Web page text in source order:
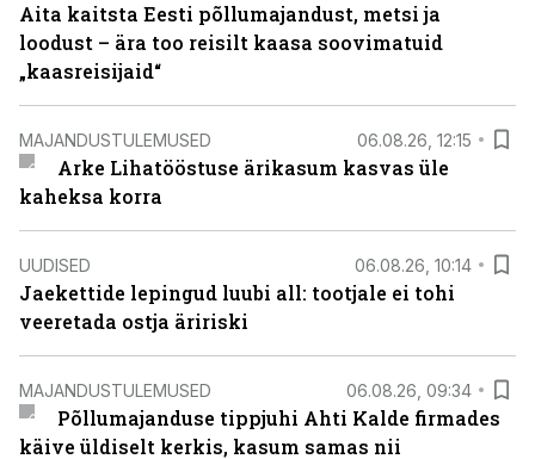
Aita kaitsta Eesti põllumajandust, metsi ja
loodust – ära too reisilt kaasa soovimatuid
„kaasreisijaid“
MAJANDUSTULEMUSED 06.08.26, 12:15
Arke Lihatööstuse ärikasum kasvas üle
kaheksa korra
UUDISED 06.08.26, 10:14
Jaekettide lepingud luubi all: tootjale ei tohi
veeretada ostja äririski
MAJANDUSTULEMUSED 06.08.26, 09:34
Põllumajanduse tippjuhi Ahti Kalde firmades
käive üldiselt kerkis, kasum samas nii